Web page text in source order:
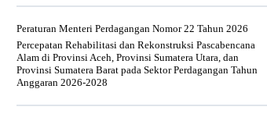
Peraturan Menteri Perdagangan Nomor 22 Tahun 2026
Percepatan Rehabilitasi dan Rekonstruksi Pascabencana
Alam di Provinsi Aceh, Provinsi Sumatera Utara, dan
Provinsi Sumatera Barat pada Sektor Perdagangan Tahun
Anggaran 2026-2028